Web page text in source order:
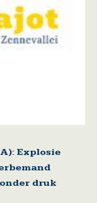
Explosie
druk